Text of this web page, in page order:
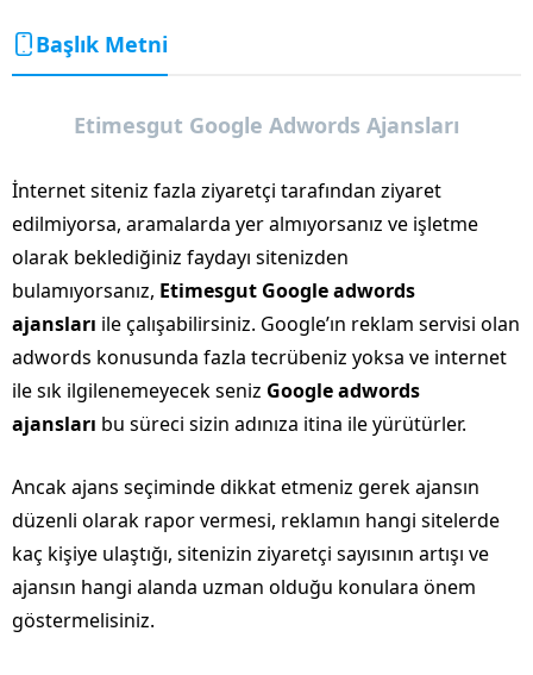
Başlık Metni
Etimesgut Google Adwords Ajansları
İnternet siteniz fazla ziyaretçi tarafından ziyaret
edilmiyorsa, aramalarda yer almıyorsanız ve işletme
olarak beklediğiniz faydayı sitenizden
bulamıyorsanız, Etimesgut Google adwords
ajansları ile çalışabilirsiniz. Google’ın reklam servisi olan
adwords konusunda fazla tecrübeniz yoksa ve internet
ile sık ilgilenemeyecek seniz Google adwords
ajansları bu süreci sizin adınıza itina ile yürütürler.
Ancak ajans seçiminde dikkat etmeniz gerek ajansın
düzenli olarak rapor vermesi, reklamın hangi sitelerde
kaç kişiye ulaştığı, sitenizin ziyaretçi sayısının artışı ve
ajansın hangi alanda uzman olduğu konulara önem
göstermelisiniz.